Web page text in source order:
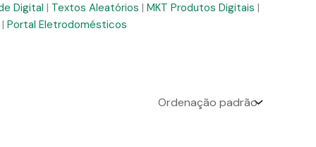
Digital | Textos Aleatórios | MKT Produtos Digitais |
| Portal Eletrodomésticos